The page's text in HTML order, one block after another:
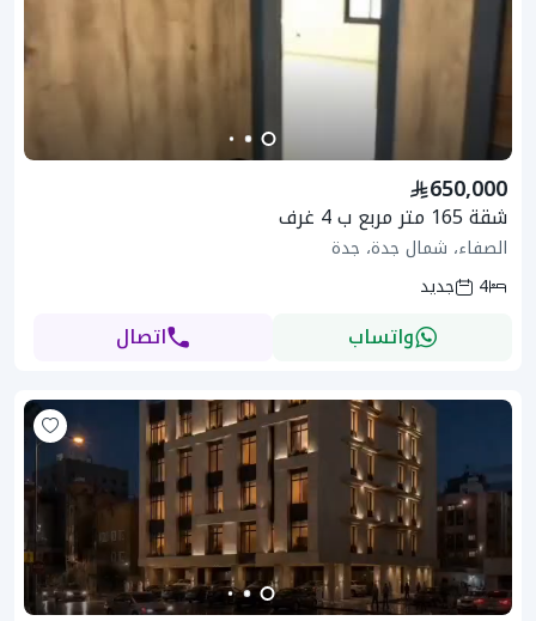
650,000
شقة 165 متر مربع ب 4 غرف
الصفاء، شمال جدة، جدة
4
جديد
واتساب اتصال